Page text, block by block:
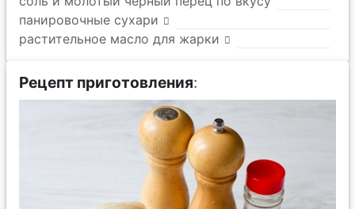
панировочные сухари
растительное масло для жарки
Рецепт приготовления: